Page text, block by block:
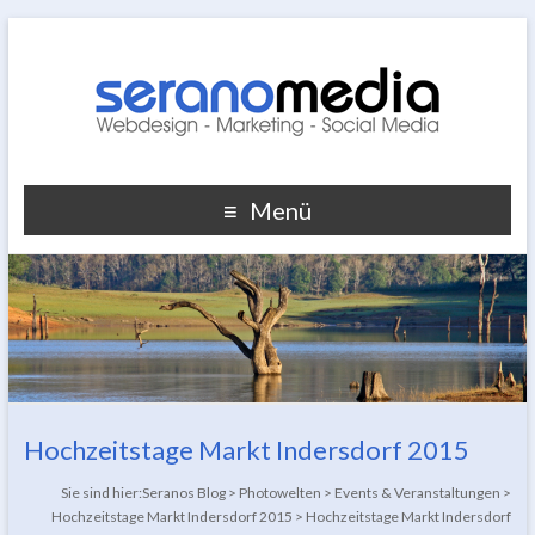
Menü
Hochzeitstage Markt Indersdorf 2015
Sie sind hier:Seranos Blog > Photowelten > Events & Veranstaltungen >
Hochzeitstage Markt Indersdorf 2015 > Hochzeitstage Markt Indersdorf